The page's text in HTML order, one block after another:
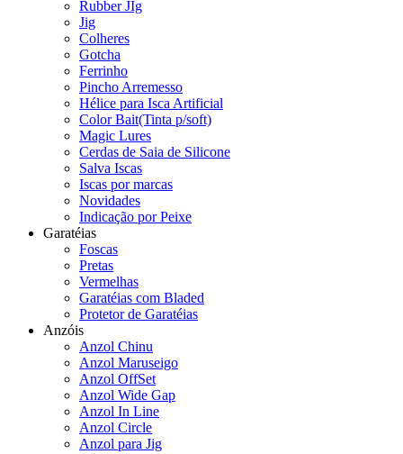
Rubber JIg
Jig
Colheres
Gotcha
Ferrinho
Pincho Arremesso
Hélice para Isca Artificial
Color Bait(Tinta p/soft)
Magic Lures
Cerdas de Saia de Silicone
Salva Iscas
Iscas por marcas
Novidades
Indicação por Peixe
Garatéias
Foscas
Pretas
Vermelhas
Garatéias com Bladed
Protetor de Garatéias
Anzóis
Anzol Chinu
Anzol Maruseigo
Anzol OffSet
Anzol Wide Gap
Anzol In Line
Anzol Circle
Anzol para Jig